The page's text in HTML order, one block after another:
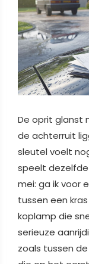
De oprit glanst
de achterruit
sleutel voelt
speelt dezelfde
mei: ga ik voor
tussen een
koplamp die
serieuze
zoals tussen